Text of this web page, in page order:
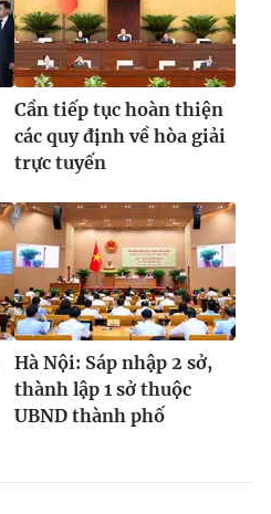
Cần tiếp tục hoàn thiện
các quy định về hòa giải
trực tuyến
Hà Nội: Sáp nhập 2 sở,
thành lập 1 sở thuộc
UBND thành phố